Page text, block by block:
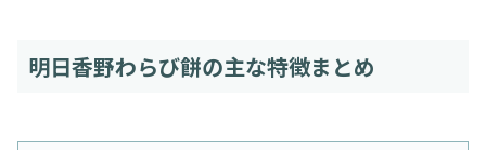
明日香野わらび餅の主な特徴まとめ